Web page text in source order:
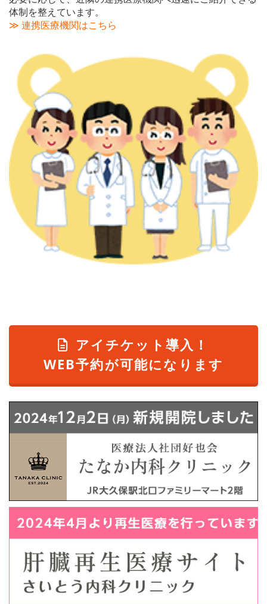
体制を整えています。
≫ 連携医療機関はこちら
アイチケット導入！
WEB予約が可能になります